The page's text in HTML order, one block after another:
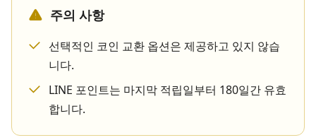
주의 사항
선택적인 코인 교환 옵션은 제공하고 있지 않습
니다.
LINE 포인트는 마지막 적립일부터 180일간 유효
합니다.